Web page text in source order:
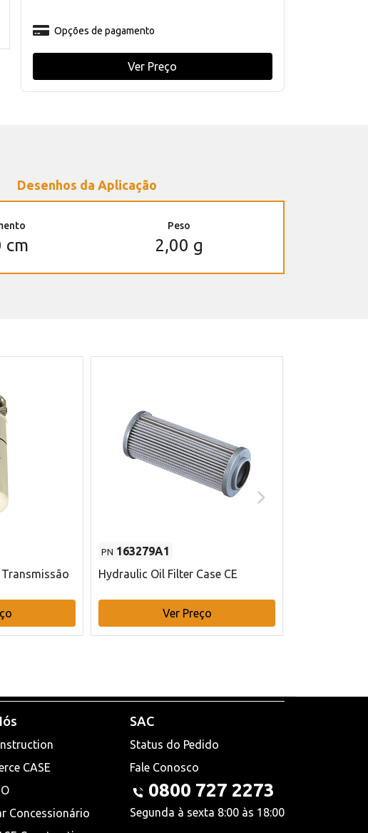
Opções de pagamento
Ver Preço
Desenhos da Aplicação
cm
Peso
2,00 g
PN 163279A1
Hydraulic Oil Filter Case CE
Ver Preço
CASE
Concessionário
SAC
Status do Pedido
Fale Conosco
0800 727 2273
Segunda à sexta 8:00 às 18:00